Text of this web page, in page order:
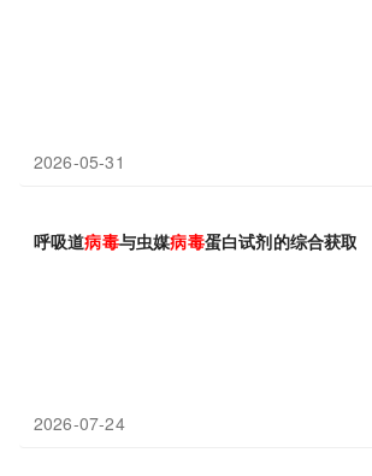
2026-05-31
呼吸道病毒与虫媒病毒蛋白试剂的综合获取方
2026-07-24